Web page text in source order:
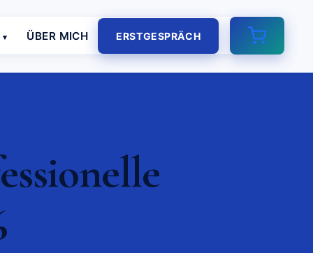
ÜBER MICH ERSTGESPRÄCH